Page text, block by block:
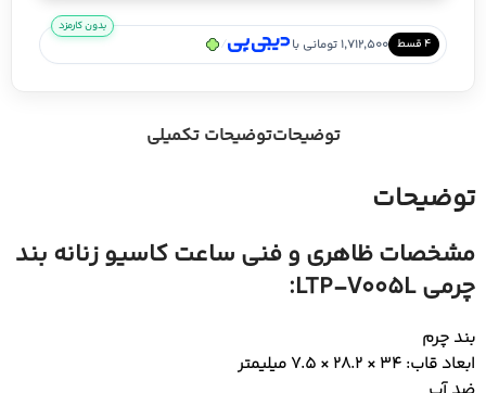
۴ قسط 1,712,500 تومانی با /
بدون کارمزد
توضیحاتتوضیحات تکمیلی
توضیحات
مشخصات ظاهری و فنی ساعت کاسیو زنانه بند
چرمی LTP-V005L:
بند چرم
ابعاد قاب: 34 × 28.2 × 7.5 میلیمتر